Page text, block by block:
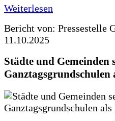
Weiterlesen
Bericht von: Pressestelle
11.10.2025
Städte und Gemeinden
Ganztagsgrundschulen